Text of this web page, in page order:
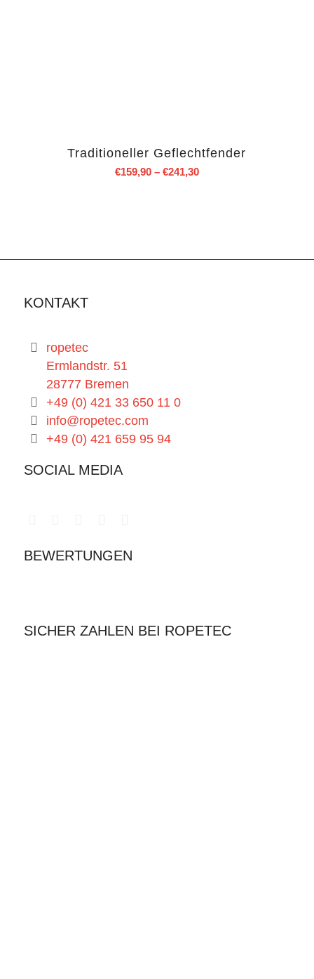
Traditioneller Geflechtfender
€159,90– €241,30
KONTAKT
ropetec
Ermlandstr. 51
28777 Bremen
+49 (0) 421 33 650 11 0
info@ropetec.com
+49 (0) 421 659 95 94
SOCIAL MEDIA
BEWERTUNGEN
SICHER ZAHLEN BEI ROPETEC